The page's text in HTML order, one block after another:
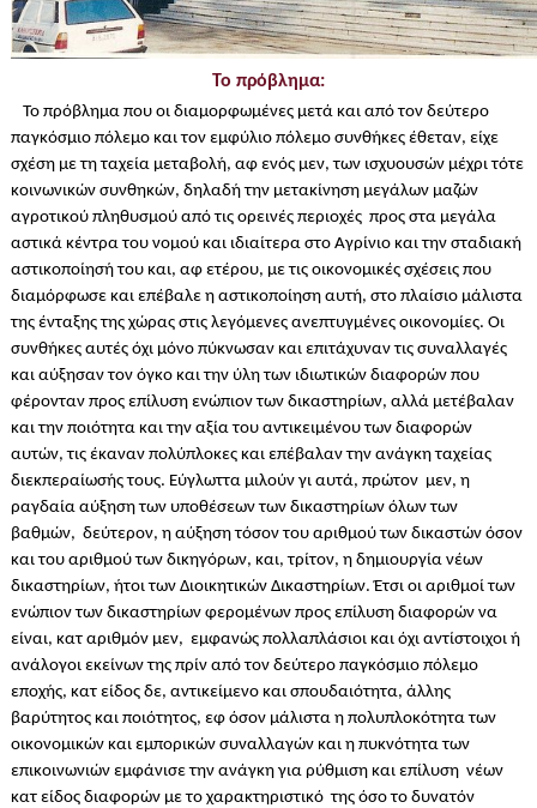
Το πρόβλημα:
Το πρόβλημα που οι διαμορφωμένες μετά και από τον δεύτερο
παγκόσμιο πόλεμο και τον εμφύλιο πόλεμο συνθήκες έθεταν, είχε
σχέση με τη ταχεία μεταβολή, αφ ενός μεν, των ισχυουσών μέχρι τότε
κοινωνικών συνθηκών, δηλαδή την μετακίνηση μεγάλων μαζών
αγροτικού πληθυσμού από τις ορεινές περιοχές προς στα μεγάλα
αστικά κέντρα του νομού και ιδιαίτερα στο Αγρίνιο και την σταδιακή
αστικοποίησή του και, αφ ετέρου, με τις οικονομικές σχέσεις που
διαμόρφωσε και επέβαλε η αστικοποίηση αυτή, στο πλαίσιο μάλιστα
της ένταξης της χώρας στις λεγόμενες ανεπτυγμένες οικονομίες. Οι
συνθήκες αυτές όχι μόνο πύκνωσαν και επιτάχυναν τις συναλλαγές
και αύξησαν τον όγκο και την ύλη των ιδιωτικών διαφορών που
φέρονταν προς επίλυση ενώπιον των δικαστηρίων, αλλά μετέβαλαν
και την ποιότητα και την αξία του αντικειμένου των διαφορών
αυτών, τις έκαναν πολύπλοκες και επέβαλαν την ανάγκη ταχείας
διεκπεραίωσής τους. Εύγλωττα μιλούν γι αυτά, πρώτον μεν, η
ραγδαία αύξηση των υποθέσεων των δικαστηρίων όλων των
βαθμών, δεύτερον, η αύξηση τόσον του αριθμού των δικαστών όσον
και του αριθμού των δικηγόρων, και, τρίτον, η δημιουργία νέων
δικαστηρίων, ήτοι των Διοικητικών Δικαστηρίων. Έτσι οι αριθμοί των
ενώπιον των δικαστηρίων φερομένων προς επίλυση διαφορών να
είναι, κατ αριθμόν μεν, εμφανώς πολλαπλάσιοι και όχι αντίστοιχοι ή
ανάλογοι εκείνων της πρίν από τον δεύτερο παγκόσμιο πόλεμο
εποχής, κατ είδος δε, αντικείμενο και σπουδαιότητα, άλλης
βαρύτητος και ποιότητος, εφ όσον μάλιστα η πολυπλοκότητα των
οικονομικών και εμπορικών συναλλαγών και η πυκνότητα των
επικοινωνιών εμφάνισε την ανάγκη για ρύθμιση και επίλυση νέων
κατ είδος διαφορών με το χαρακτηριστικό της όσο το δυνατόν